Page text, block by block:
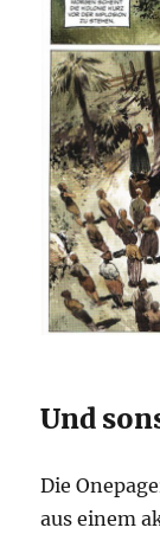
Und
Die
aus einem